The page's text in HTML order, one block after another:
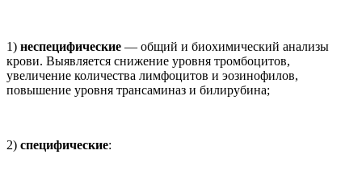
1) неспецифические — общий и биохимический анализы
крови. Выявляется снижение уровня тромбоцитов,
увеличение количества лимфоцитов и эозинофилов,
повышение уровня трансаминаз и билирубина;
2) специфические: